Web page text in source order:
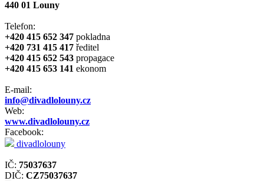
440 01 Louny
Telefon:
+420 415 652 347 pokladna
+420 731 415 417 ředitel
+420 415 652 543 propagace
+420 415 653 141 ekonom
E-mail:
info@divadlolouny.cz
Web:
www.divadlolouny.cz
Facebook:
divadlolouny
IČ: 75037637
DIČ: CZ75037637